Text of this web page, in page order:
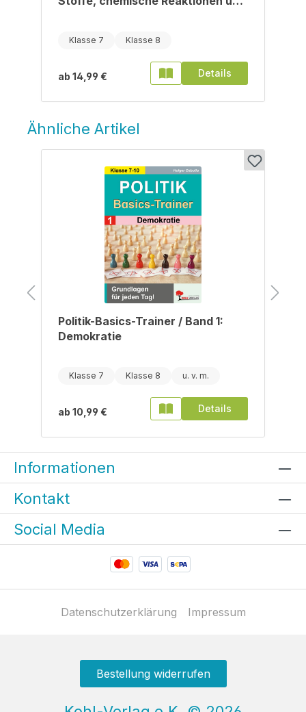
Klasse 7 Klasse 8
ab 14,99 € Details
Ähnliche Artikel
Politik-Basics-Trainer / Band 1:
Demokratie
Klasse 7 Klasse 8
ab 10,99 € Details
Informationen
Kontakt
Social Media
Datenschutzerklärung Impressum
Bestellung widerrufen